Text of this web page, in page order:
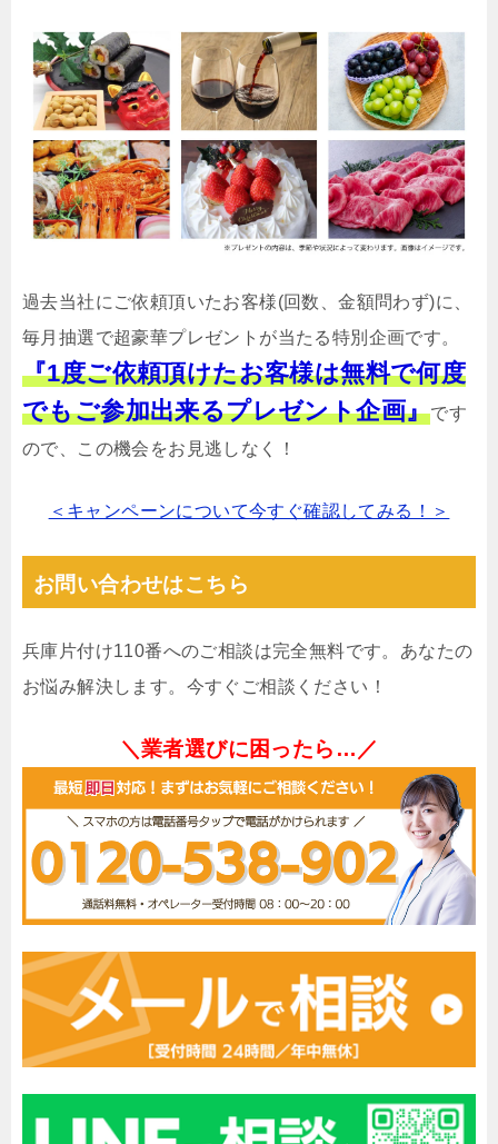
過去当社にご依頼頂いたお客様(回数、金額問わず)に、
毎月抽選で超豪華プレゼントが当たる特別企画です。
『1度ご依頼頂けたお客様は無料で何度
でもご参加出来るプレゼント企画』です
ので、この機会をお見逃しなく！
＜キャンペーンについて今すぐ確認してみる！＞
お問い合わせはこちら
兵庫片付け110番へのご相談は完全無料です。あなたの
お悩み解決します。今すぐご相談ください！
＼業者選びに困ったら…／